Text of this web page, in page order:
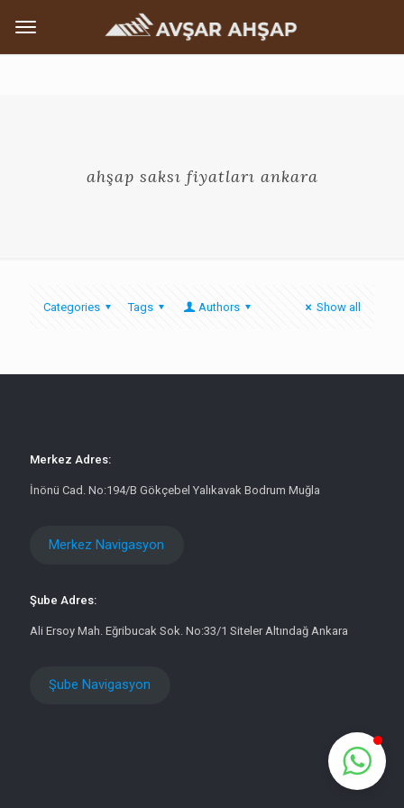
ahşap saksı fiyatları ankara
Categories Tags Authors Show all
Merkez Adres:
İnönü Cad. No:194/B Gökçebel Yalıkavak Bodrum Muğla
Merkez Navigasyon
Şube Adres:
Ali Ersoy Mah. Eğribucak Sok. No:33/1 Siteler Altındağ Ankara
Şube Navigasyon